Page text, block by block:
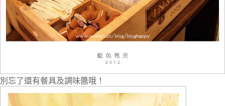
別忘了還有餐具及調味醬哦！